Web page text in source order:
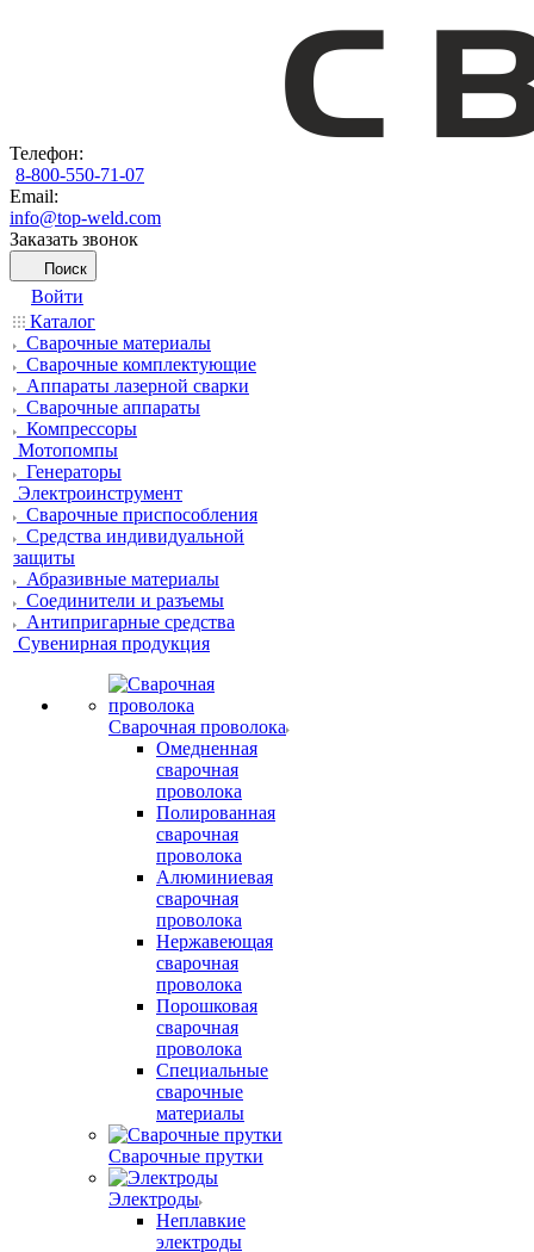
Телефон:
8-800-550-71-07
Email:
info@top-weld.com
Заказать звонок
Поиск
Войти
Каталог
Сварочные материалы
Сварочные комплектующие
Аппараты лазерной сварки
Сварочные аппараты
Компрессоры
Мотопомпы
Генераторы
Электроинструмент
Сварочные приспособления
Средства индивидуальной
защиты
Абразивные материалы
Соединители и разъемы
Антипригарные средства
Сувенирная продукция
Сварочная проволока
Омедненная
сварочная
проволока
Полированная
сварочная
проволока
Алюминиевая
сварочная
проволока
Нержавеющая
сварочная
проволока
Порошковая
сварочная
проволока
Специальные
сварочные
материалы
Сварочные прутки
Электроды
Неплавкие
электроды